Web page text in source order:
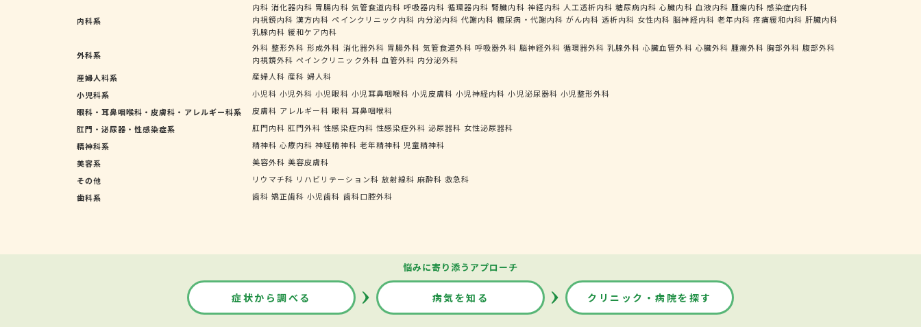
内科系
内科 消化器内科 胃腸内科 気管食道内科 呼吸器内科 循環器内科 腎臓内科 神経内科 人工透析内科 糖尿病内科 心臓内科 血液内科 腫瘍内科 感染症内科
内視鏡内科 漢方内科 ペインクリニック内科 内分泌内科 代謝内科 糖尿病・代謝内科 がん内科 透析内科 女性内科 脳神経内科 老年内科 疼痛緩和内科 肝臓内科
乳腺内科 緩和ケア内科
外科系
外科 整形外科 形成外科 消化器外科 胃腸外科 気管食道外科 呼吸器外科 脳神経外科 循環器外科 乳腺外科 心臓血管外科 心臓外科 腫瘍外科 胸部外科 腹部外科
内視鏡外科 ペインクリニック外科 血管外科 内分泌外科
産婦人科系
産婦人科 産科 婦人科
小児科系
小児科 小児外科 小児眼科 小児耳鼻咽喉科 小児皮膚科 小児神経内科 小児泌尿器科 小児整形外科
眼科・耳鼻咽喉科・皮膚科・アレルギー科系
皮膚科 アレルギー科 眼科 耳鼻咽喉科
肛門・泌尿器・性感染症系
肛門内科 肛門外科 性感染症内科 性感染症外科 泌尿器科 女性泌尿器科
精神科系
精神科 心療内科 神経精神科 老年精神科 児童精神科
美容系
美容外科 美容皮膚科
その他
リウマチ科 リハビリテーション科 放射線科 麻酔科 救急科
歯科系
歯科 矯正歯科 小児歯科 歯科口腔外科
悩みに寄り添うアプローチ
症状から調べる 病気を知る クリニック・病院を探す